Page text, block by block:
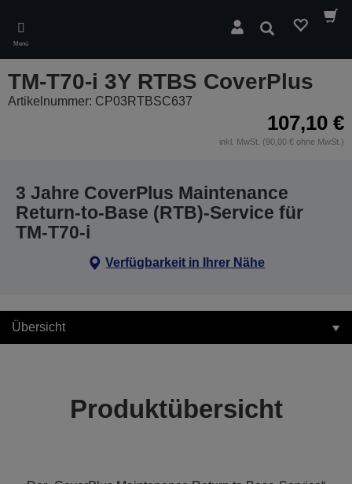
main
content
Menü
Suchen
TM-T70-i 3Y RTBS CoverPlus
Artikelnummer: CP03RTBSC637
107,10 €
inkl. MwSt. (90,00 € ohne MwSt.)
3 Jahre CoverPlus Maintenance
Return-to-Base (RTB)-Service für
TM-T70-i
Verfügbarkeit in Ihrer Nähe
Übersicht
Produktübersicht